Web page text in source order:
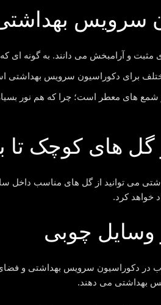
مثبت و آرامبخش می دانند. به گونه ای
برای دکوراسیون سرویس بهداشتی
شمع های معطر است؛ چرا که هم نور
می توانید از گل های مناسب داخل
خواهد کرد.
در دکوراسیون سرویس بهداشتی و
بهداشتی می دهند.